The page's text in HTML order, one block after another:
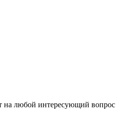
на любой интересующий вопрос